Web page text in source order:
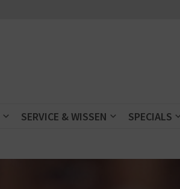
SERVICE & WISSEN SPECIALS